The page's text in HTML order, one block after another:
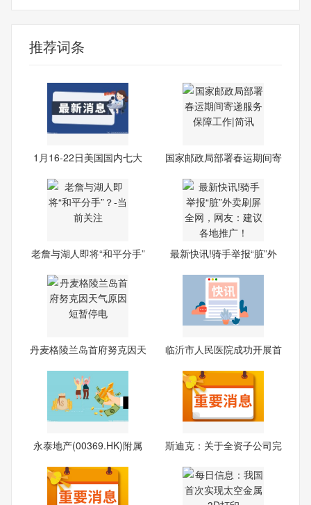
推荐词条
1月16-22日美国国内七大
国家邮政局部署春运期间寄
老詹与湖人即将“和平分手” 最新快讯!骑手举报“脏”外
丹麦格陵兰岛首府努克因天
临沂市人民医院成功开展首
永泰地产(00369.HK)附属
斯迪克：关于全资子公司完